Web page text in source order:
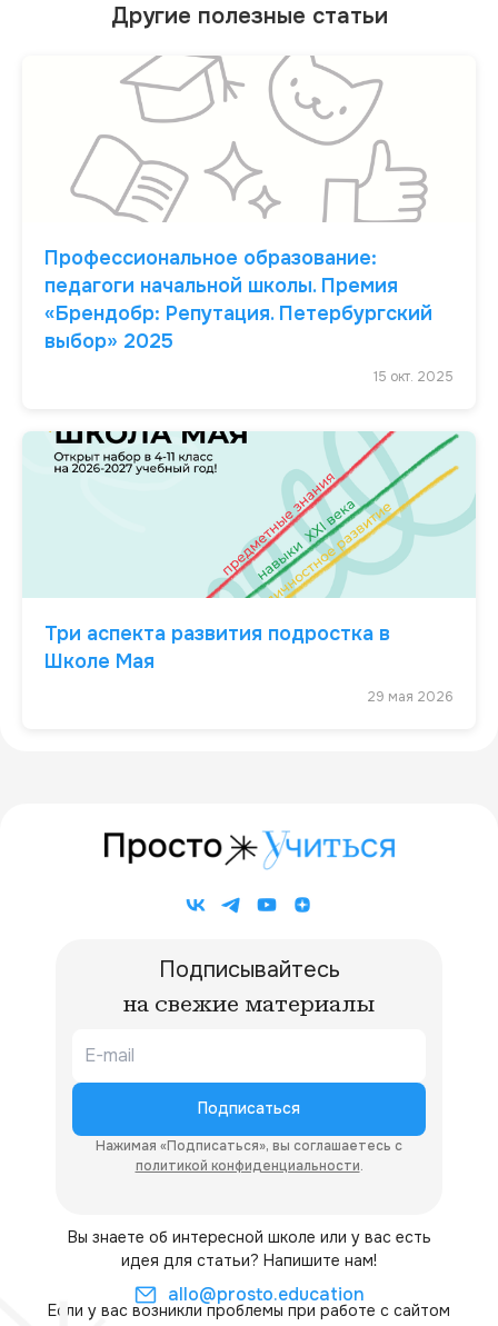
Другие полезные статьи
Профессиональное образование:
педагоги начальной школы. Премия
«Брендобр: Репутация. Петербургский
выбор» 2025
15 окт. 2025
Три аспекта развития подростка в
Школе Мая
29 мая 2026
Подписывайтесь
на свежие материалы
Подписаться
Нажимая «Подписаться», вы соглашаетесь с
политикой конфиденциальности.
Вы знаете об интересной школе или у вас есть
идея для статьи? Напишите нам!
allo@prosto.education
Если у вас возникли проблемы при работе с сайтом